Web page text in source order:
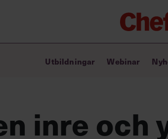
Lyft ditt
Chef GPT –
Utbildningar Webinar
inre och